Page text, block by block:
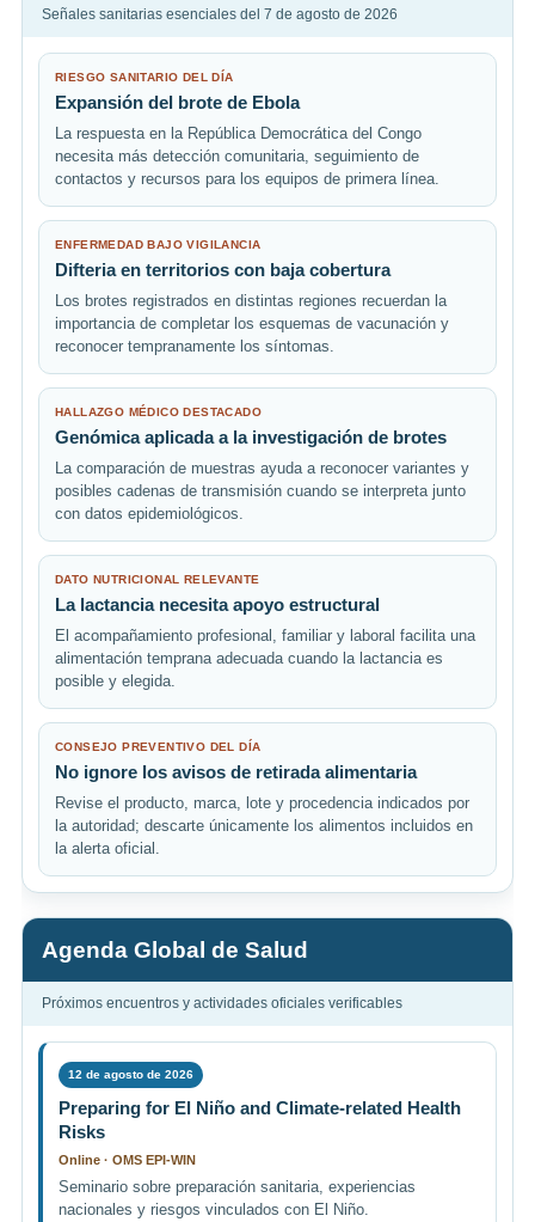
Señales sanitarias esenciales del 7 de agosto de 2026
RIESGO SANITARIO DEL DÍA
Expansión del brote de Ebola
La respuesta en la República Democrática del Congo
necesita más detección comunitaria, seguimiento de
contactos y recursos para los equipos de primera línea.
ENFERMEDAD BAJO VIGILANCIA
Difteria en territorios con baja cobertura
Los brotes registrados en distintas regiones recuerdan la
importancia de completar los esquemas de vacunación y
reconocer tempranamente los síntomas.
HALLAZGO MÉDICO DESTACADO
Genómica aplicada a la investigación de brotes
La comparación de muestras ayuda a reconocer variantes y
posibles cadenas de transmisión cuando se interpreta junto
con datos epidemiológicos.
DATO NUTRICIONAL RELEVANTE
La lactancia necesita apoyo estructural
El acompañamiento profesional, familiar y laboral facilita una
alimentación temprana adecuada cuando la lactancia es
posible y elegida.
CONSEJO PREVENTIVO DEL DÍA
No ignore los avisos de retirada alimentaria
Revise el producto, marca, lote y procedencia indicados por
la autoridad; descarte únicamente los alimentos incluidos en
la alerta oficial.
Agenda Global de Salud
Próximos encuentros y actividades oficiales verificables
12 de agosto de 2026
Preparing for El Niño and Climate-related Health
Risks
Online · OMS EPI-WIN
Seminario sobre preparación sanitaria, experiencias
nacionales y riesgos vinculados con El Niño.